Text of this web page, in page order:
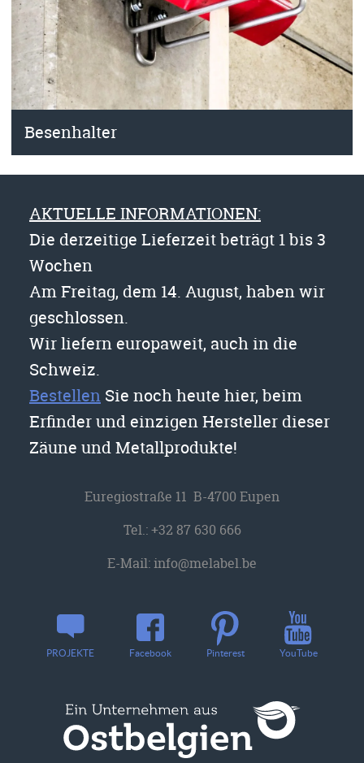
Besenhalter
AKTUELLE INFORMATIONEN:
Die derzeitige Lieferzeit beträgt 1 bis 3
Wochen
Am Freitag, dem 14. August, haben wir
geschlossen.
Wir liefern europaweit, auch in die
Schweiz.
Bestellen Sie noch heute hier, beim
Erfinder und einzigen Hersteller dieser
Zäune und Metallprodukte!
Euregiostraße 11 B-4700 Eupen
Tel.:+32 87 630 666
E-Mail:info@melabel.be
PROJEKTE Facebook Pinterest YouTube